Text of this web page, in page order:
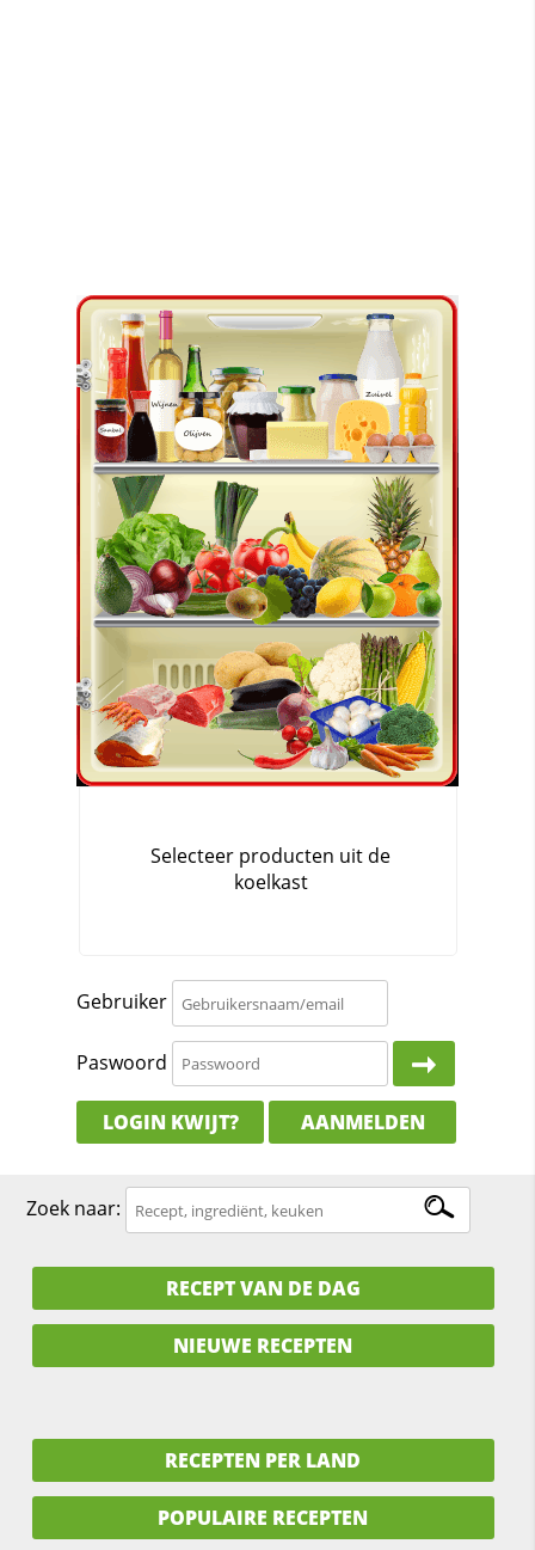
Gebruiker
Paswoord
LOGIN KWIJT? AANMELDEN
Zoek naar:
RECEPT VAN DE DAG
NIEUWE RECEPTEN
RECEPTEN PER LAND
POPULAIRE RECEPTEN